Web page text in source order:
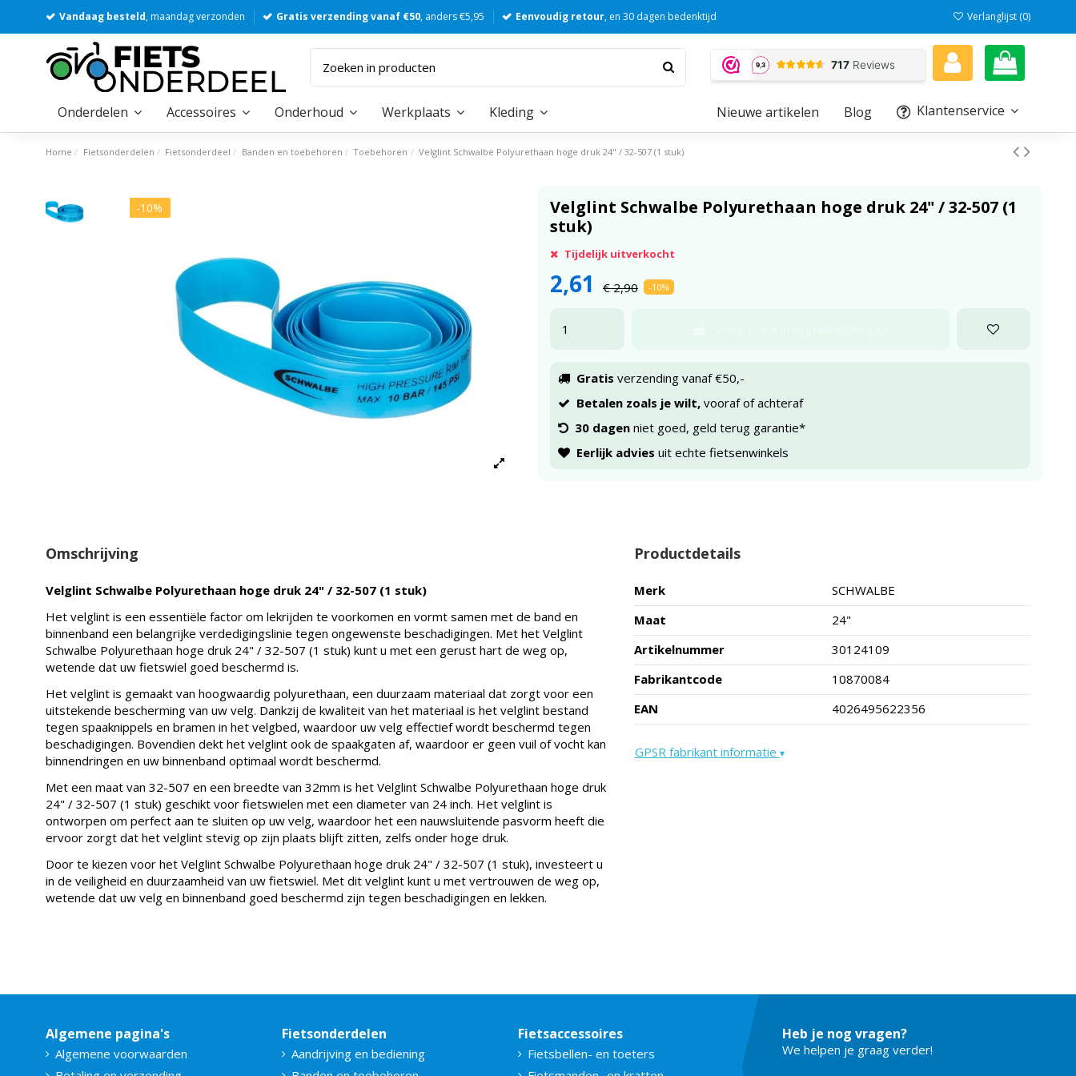
Vandaag besteld, maandag verzonden Gratis verzending vanaf €50, anders €5,95 Eenvoudig retour, en 30 dagen bedenktijd Verlanglijst (0)
Onderdelen Accessoires Onderhoud Werkplaats Kleding Klantenservice
Blog
Nieuwe artikelen
Home Fietsonderdelen Fietsonderdeel Banden en toebehoren Toebehoren Velglint Schwalbe Polyurethaan hoge druk 24" / 32-507 (1 stuk)
-10%
Velglint Schwalbe Polyurethaan hoge druk 24" / 32-507 (1
stuk)
Tijdelijk uitverkocht
2,61 € 2,90 -10%
Gratis verzending vanaf €50,-
Betalen zoals je wilt,vooraf of achteraf
30 dagenniet goed, geld terug garantie*
Eerlijk advies uit echte fietsenwinkels
Omschrijving
Velglint Schwalbe Polyurethaan hoge druk 24" / 32-507 (1 stuk)
Het velglint is een essentiële factor om lekrijden te voorkomen en vormt samen met de band en
binnenband een belangrijke verdedigingslinie tegen ongewenste beschadigingen. Met het Velglint
Schwalbe Polyurethaan hoge druk 24" / 32-507 (1 stuk) kunt u met een gerust hart de weg op,
wetende dat uw fietswiel goed beschermd is.
Het velglint is gemaakt van hoogwaardig polyurethaan, een duurzaam materiaal dat zorgt voor een
uitstekende bescherming van uw velg. Dankzij de kwaliteit van het materiaal is het velglint bestand
tegen spaaknippels en bramen in het velgbed, waardoor uw velg effectief wordt beschermd tegen
beschadigingen. Bovendien dekt het velglint ook de spaakgaten af, waardoor er geen vuil of vocht kan
binnendringen en uw binnenband optimaal wordt beschermd.
Met een maat van 32-507 en een breedte van 32mm is het Velglint Schwalbe Polyurethaan hoge druk
24" / 32-507 (1 stuk) geschikt voor fietswielen met een diameter van 24 inch. Het velglint is
ontworpen om perfect aan te sluiten op uw velg, waardoor het een nauwsluitende pasvorm heeft die
ervoor zorgt dat het velglint stevig op zijn plaats blijft zitten, zelfs onder hoge druk.
Door te kiezen voor het Velglint Schwalbe Polyurethaan hoge druk 24" / 32-507 (1 stuk), investeert u
in de veiligheid en duurzaamheid van uw fietswiel. Met dit velglint kunt u met vertrouwen de weg op,
wetende dat uw velg en binnenband goed beschermd zijn tegen beschadigingen en lekken.
Productdetails
Merk
SCHWALBE
Maat
24"
Artikelnummer
30124109
Fabrikantcode
10870084
EAN
4026495622356
GPSR fabrikant informatie ▾
Algemene pagina's
Algemene voorwaarden
Fietsonderdelen
Aandrijving en bediening
Fietsaccessoires
Fietsbellen- en toeters
Heb je nog vragen?
We helpen je graag verder!